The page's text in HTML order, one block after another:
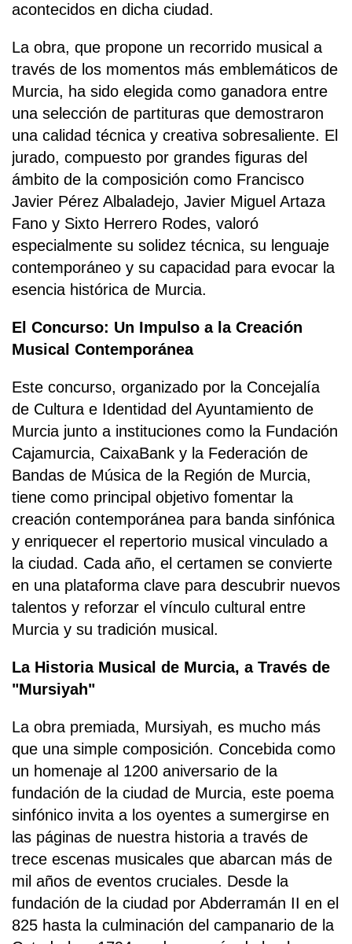
acontecidos en dicha ciudad.
La obra, que propone un recorrido musical a
través de los momentos más emblemáticos de
Murcia, ha sido elegida como ganadora entre
una selección de partituras que demostraron
una calidad técnica y creativa sobresaliente. El
jurado, compuesto por grandes figuras del
ámbito de la composición como Francisco
Javier Pérez Albaladejo, Javier Miguel Artaza
Fano y Sixto Herrero Rodes, valoró
especialmente su solidez técnica, su lenguaje
contemporáneo y su capacidad para evocar la
esencia histórica de Murcia.
El Concurso: Un Impulso a la Creación
Musical Contemporánea
Este concurso, organizado por la Concejalía
de Cultura e Identidad del Ayuntamiento de
Murcia junto a instituciones como la Fundación
Cajamurcia, CaixaBank y la Federación de
Bandas de Música de la Región de Murcia,
tiene como principal objetivo fomentar la
creación contemporánea para banda sinfónica
y enriquecer el repertorio musical vinculado a
la ciudad. Cada año, el certamen se convierte
en una plataforma clave para descubrir nuevos
talentos y reforzar el vínculo cultural entre
Murcia y su tradición musical.
La Historia Musical de Murcia, a Través de
"Mursiyah"
La obra premiada, Mursiyah, es mucho más
que una simple composición. Concebida como
un homenaje al 1200 aniversario de la
fundación de la ciudad de Murcia, este poema
sinfónico invita a los oyentes a sumergirse en
las páginas de nuestra historia a través de
trece escenas musicales que abarcan más de
mil años de eventos cruciales. Desde la
fundación de la ciudad por Abderramán II en el
825 hasta la culminación del campanario de la